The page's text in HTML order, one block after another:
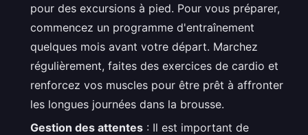
pour des excursions à pied. Pour vous préparer,
commencez un programme d'entraînement
quelques mois avant votre départ. Marchez
régulièrement, faites des exercices de cardio et
renforcez vos muscles pour être prêt à affronter
les longues journées dans la brousse.
Gestion des attentes : Il est important de